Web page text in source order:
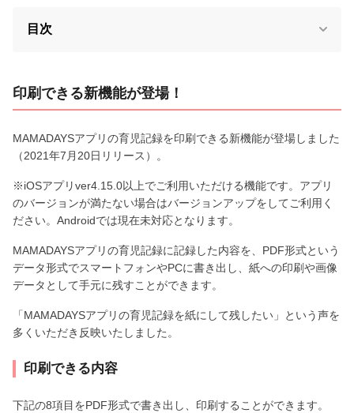
目次
印刷できる新機能が登場！
MAMADAYSアプリの育児記録を印刷できる新機能が登場しました
（2021年7月20日リリース）。
※iOSアプリver4.15.0以上でご利用いただける機能です。アプリ
のバージョンが満たない場合はバージョンアップをしてご利用く
ださい。Androidでは現在未対応となります。
MAMADAYSアプリの育児記録に記録した内容を、PDF形式という
データ形式でスマートフォンやPCに書き出し、紙への印刷や画像
データとして手元に残すことができます。
「MAMADAYSアプリの育児記録を紙にして残したい」という声を
多くいただき反映いたしました。
印刷できる内容
下記の8項目をPDF形式で書き出し、印刷することができます。